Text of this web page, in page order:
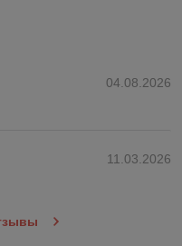
04.08.2026
11.03.2026